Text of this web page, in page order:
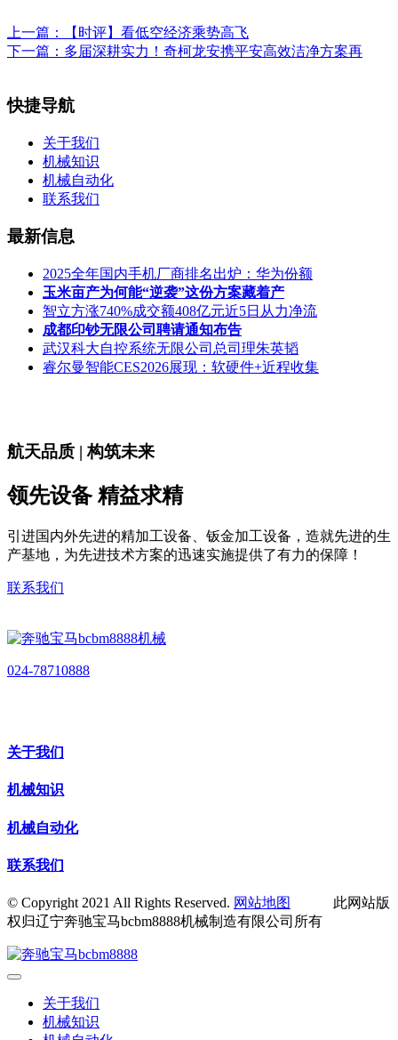
上一篇：
【时评】看低空经济乘势高飞
下一篇： 多届深耕实力！奇柯龙安携平安高效洁净方案再
快捷导航
关于我们
机械知识
机械自动化
联系我们
最新信息
2025全年国内手机厂商排名出炉：华为份额
玉米亩产为何能“逆袭”这份方案藏着产
智立方涨740%成交额408亿元近5日从力净流
成都印钞无限公司聘请通知布告
武汉科大自控系统无限公司总司理朱英韬
睿尔曼智能CES2026展现：软硬件+近程收集
航天品质 | 构筑未来
领先设备 精益求精
引进国内外先进的精加工设备、钣金加工设备，造就先进的生
产基地，为先进技术方案的迅速实施提供了有力的保障！
联系我们
024-78710888
关于我们
机械知识
机械自动化
联系我们
© Copyright 2021 All Rights Reserved. 网站地图
此网站版
权归辽宁奔驰宝马bcbm8888机械制造有限公司所有
关于我们
机械知识